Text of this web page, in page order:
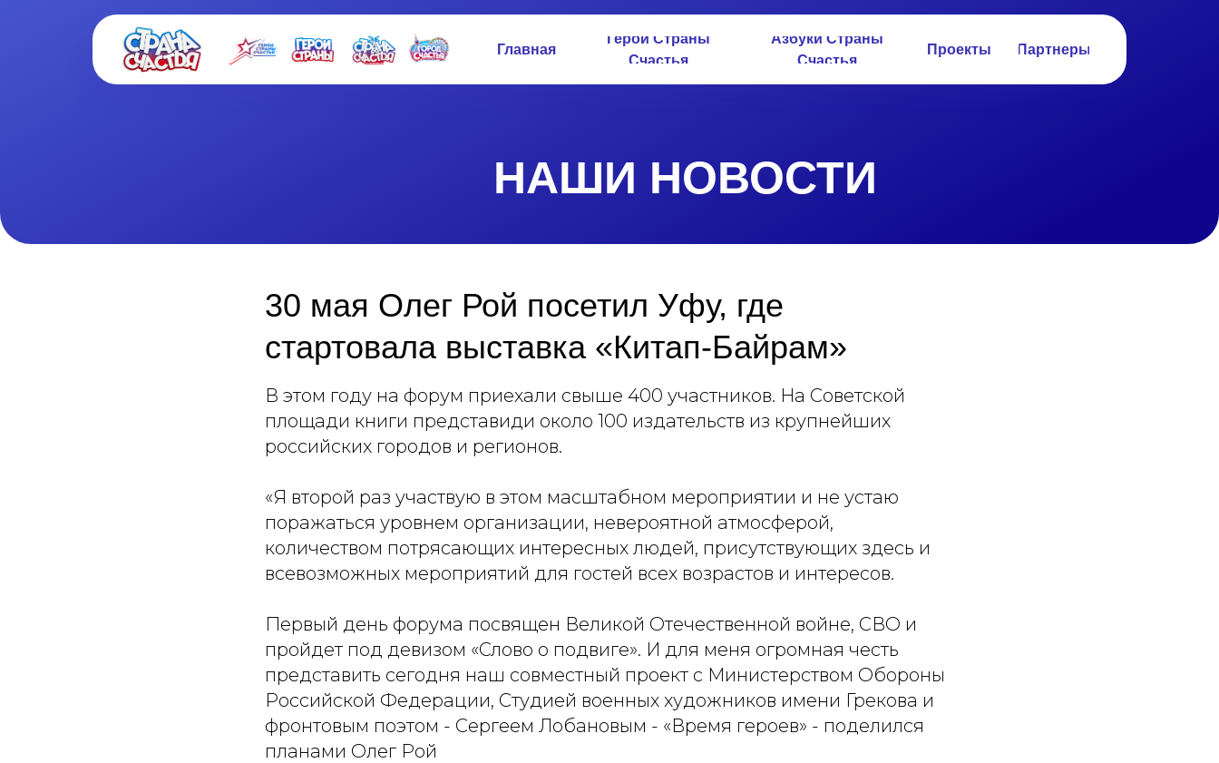
Главная
Герои Страны
Счастья
Азбуки Страны
Счастья
Проекты Партнеры
НАШИ НОВОСТИ
30 мая Олег Рой посетил Уфу, где
стартовала выставка «Китап-Байрам»
В этом году на форум приехали свыше 400 участников. На Советской
площади книги представиди около 100 издательств из крупнейших
российских городов и регионов.
«Я второй раз участвую в этом масштабном мероприятии и не устаю
поражаться уровнем организации, невероятной атмосферой,
количеством потрясающих интересных людей, присутствующих здесь и
всевозможных мероприятий для гостей всех возрастов и интересов.
Первый день форума посвящен Великой Отечественной войне, СВО и
пройдет под девизом «Слово о подвиге». И для меня огромная честь
представить сегодня наш совместный проект с Министерством Обороны
Российской Федерации, Студией военных художников имени Грекова и
фронтовым поэтом - Сергеем Лобановым - «Время героев» - поделился
планами Олег Рой